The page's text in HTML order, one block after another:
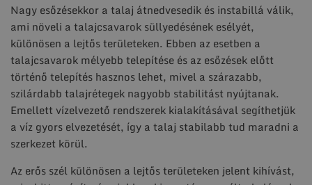
Nagy esőzésekkor a talaj átnedvesedik és instabillá válik,
ami növeli a talajcsavarok süllyedésének esélyét,
különösen a lejtős területeken. Ebben az esetben a
talajcsavarok mélyebb telepítése és az esőzések előtt
történő telepítés hasznos lehet, mivel a szárazabb,
szilárdabb talajrétegek nagyobb stabilitást nyújtanak.
Emellett vízelvezető rendszerek kialakításával segíthetjük
a víz gyors elvezetését, így a talaj stabilabb tud maradni a
szerkezet körül.
Az erős szél különösen a lejtős területeken jelent kihívást,